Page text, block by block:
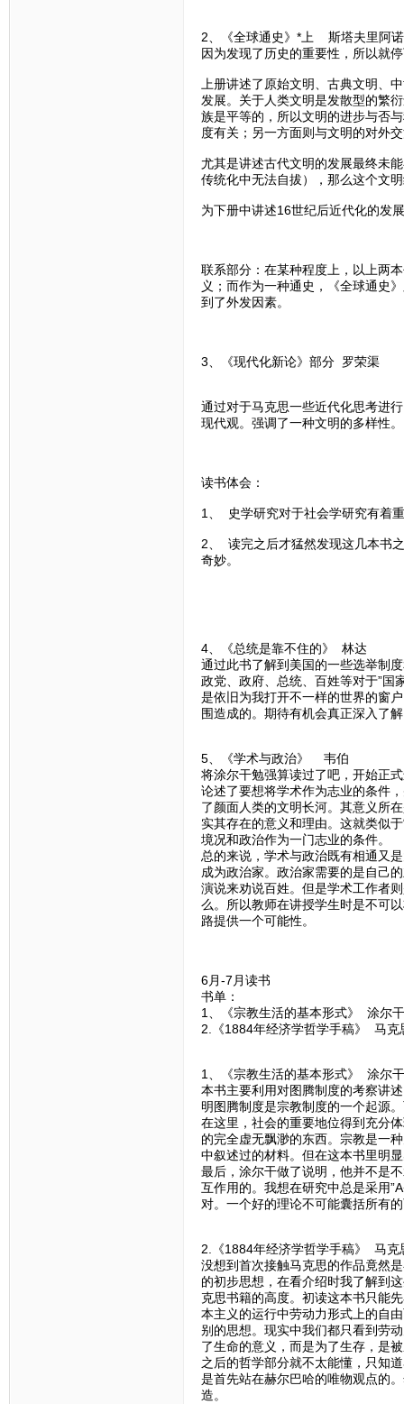
2、《全球通史》*上 斯塔夫里阿
因为发现了历史的重要性，所以就
上册讲述了原始文明、古典文明、
发展。关于人类文明是发散型的繁
族是平等的，所以文明的进步与否
度有关；另一方面则与文明的对外
尤其是讲述古代文明的发展最终未
传统化中无法自拔），那么这个文
为下册中讲述16世纪后近代化的发
联系部分：在某种程度上，以上两
义；而作为一种通史，《全球通史
到了外发因素。
3、《现代化新论》部分 罗荣渠
通过对于马克思一些近代化思考进
现代观。强调了一种文明的多样性。
读书体会：
1、 史学研究对于社会学研究有着
2、 读完之后才猛然发现这几本书
奇妙。
4、《总统是靠不住的》 林达
通过此书了解到美国的一些选举制
政党、政府、总统、百姓等对于”国
是依旧为我打开不一样的世界的窗
围造成的。期待有机会真正深入了
5、《学术与政治》 韦伯
将涂尔干勉强算读过了吧，开始正
论述了要想将学术作为志业的条件
了颜面人类的文明长河。其意义所
实其存在的意义和理由。这就类似
境况和政治作为一门志业的条件。
总的来说，学术与政治既有相通又
成为政治家。政治家需要的是自己
演说来劝说百姓。但是学术工作者
么。所以教师在讲授学生时是不可
路提供一个可能性。
6月-7月读书
书单：
1、《宗教生活的基本形式》 涂尔干
2.《1884年经济学哲学手稿》 马克
1、《宗教生活的基本形式》 涂尔干
本书主要利用对图腾制度的考察讲
明图腾制度是宗教制度的一个起源
在这里，社会的重要地位得到充分
的完全虚无飘渺的东西。宗教是一
中叙述过的材料。但在这本书里明
最后，涂尔干做了说明，他并不是
互作用的。我想在研究中总是采用
对。一个好的理论不可能囊括所有
2.《1884年经济学哲学手稿》 马克
没想到首次接触马克思的作品竟然
的初步思想，在看介绍时我了解到
克思书籍的高度。初读这本书只能
本主义的运行中劳动力形式上的自
别的思想。现实中我们都只看到劳
了生命的意义，而是为了生存，是
之后的哲学部分就不太能懂，只知
是首先站在赫尔巴哈的唯物观点的
造。